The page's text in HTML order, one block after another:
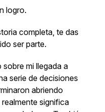
logro.
completa, te das
ser parte.
mi llegada a
serie de decisiones
abriendo
significa